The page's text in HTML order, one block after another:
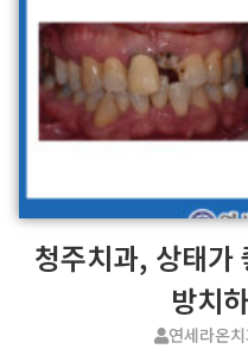
청주치과, 상태가
방치
연세라온